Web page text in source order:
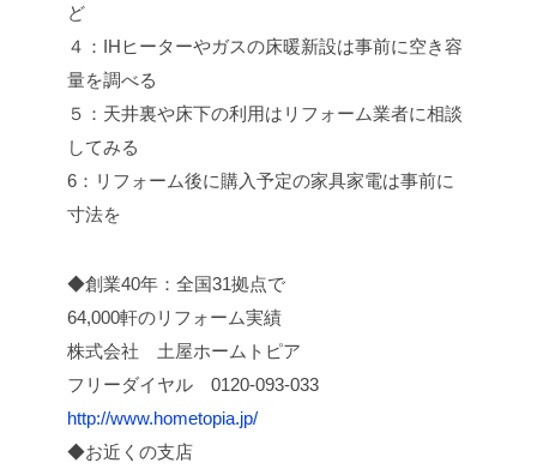
ど
４：IHヒーターやガスの床暖新設は事前に空き容
量を調べる
５：天井裏や床下の利用はリフォーム業者に相談
してみる
6：リフォーム後に購入予定の家具家電は事前に
寸法を
◆創業40年：全国31拠点で
64,000軒のリフォーム実績
株式会社 土屋ホームトピア
フリーダイヤル 0120-093-033
http://www.hometopia.jp/
◆お近くの支店